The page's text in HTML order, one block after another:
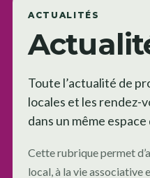
ACTUALITÉS
Toute l’actualité de
locales et les rendez-
dans un même
Cette rubrique permet
local, à la vie associative